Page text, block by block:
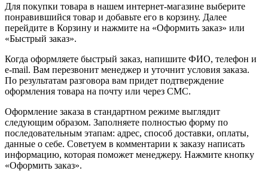
Для покупки товара в нашем интернет-магазине выберите
понравившийся товар и добавьте его в корзину. Далее
перейдите в Корзину и нажмите на «Оформить заказ» или
«Быстрый заказ».
Когда оформляете быстрый заказ, напишите ФИО, телефон и
e-mail. Вам перезвонит менеджер и уточнит условия заказа.
По результатам разговора вам придет подтверждение
оформления товара на почту или через СМС.
Оформление заказа в стандартном режиме выглядит
следующим образом. Заполняете полностью форму по
последовательным этапам: адрес, способ доставки, оплаты,
данные о себе. Советуем в комментарии к заказу написать
информацию, которая поможет менеджеру. Нажмите кнопку
«Оформить заказ».